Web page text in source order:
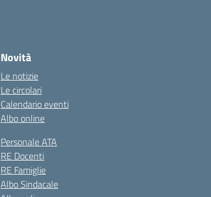
Novità
Le notizie
Le circolari
Calendario eventi
Albo online
Personale ATA
RE Docenti
RE Famiglie
Albo Sindacale